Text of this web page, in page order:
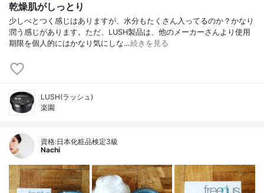
乾燥肌がしっとり
少しべとつく感じはありますが、水分もたくさん入ってるのか？かなり
潤う感じがあります。ただ、LUSH製品は、他のメーカーさんより使用
期限を個人的にはかなり気にしな…続きを見る
LUSH(ラッシュ)
楽園
資格:日本化粧品検定3級
Nachi